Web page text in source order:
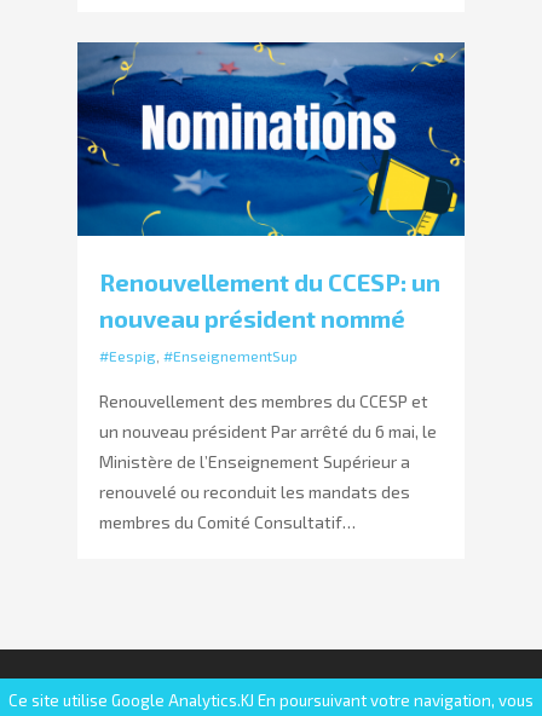
Renouvellement du CCESP: un
nouveau président nommé
#Eespig #EnseignementSup
Renouvellement des membres du CCESP et
un nouveau président Par arrêté du 6 mai, le
Ministère de l’Enseignement Supérieur a
renouvelé ou reconduit les mandats des
membres du Comité Consultatif…
© 2025 FESIC | Fédération des établissements
Ce site utilise Google Analytics.KJ En poursuivant votre navigation, vous